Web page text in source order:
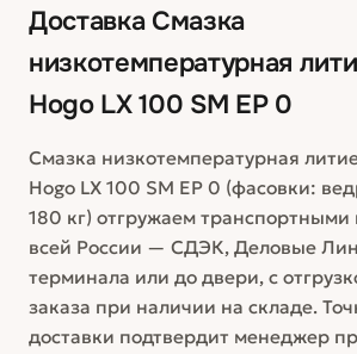
Доставка Смазка
низкотемпературная
Hogo LX 100 SM EP 0
Смазка низкотемпературная
Hogo LX 100 SM EP 0 (фасовки:
180 кг) отгружаем
всей России — СДЭК, Деловые
терминала или до двери, с
заказа при наличии на складе.
доставки подтвердит менеджер